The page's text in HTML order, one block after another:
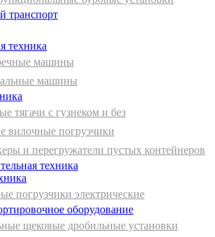
транспорт
техника
машины
машины
тягачи с гузнеком и без
вилочные погрузчики
и перегружатели пустых контейнеров
техника
погрузчики электрические
оборудование
щековые дробильные установки